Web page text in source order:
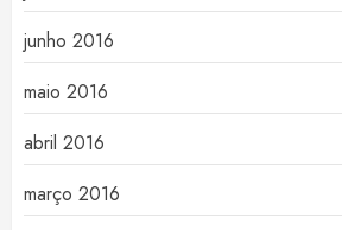
junho 2016
maio 2016
abril 2016
março 2016